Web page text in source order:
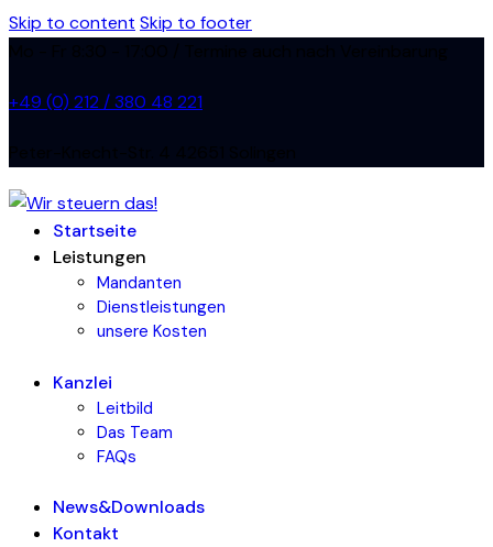
Skip to content Skip to footer
+49 (0) 212 / 380 48 221
Startseite
Leistungen
Mandanten
Dienstleistungen
unsere Kosten
Kanzlei
Leitbild
Das Team
FAQs
News&Downloads
Kontakt